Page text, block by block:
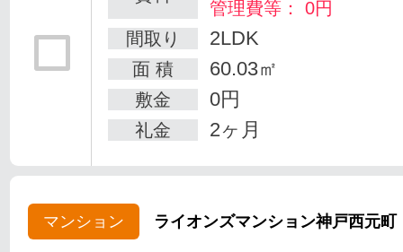
管理費等： 0円
間取り
2LDK
面 積 60.03㎡
敷金 0円
礼金 2ヶ月
マンション ライオンズマンション神戸西元町